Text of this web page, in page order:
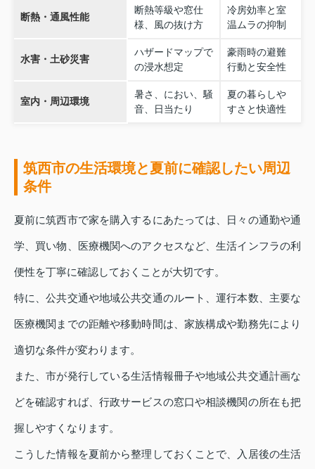
断熱・通風性能
断熱等級や窓仕
様、風の抜け方
冷房効率と室
温ムラの抑制
水害・土砂災害
ハザードマップで
の浸水想定
豪雨時の避難
行動と安全性
室内・周辺環境
暑さ、におい、騒
音、日当たり
夏の暮らしや
すさと快適性
筑西市の生活環境と夏前に確認したい周辺
条件
夏前に筑西市で家を購入するにあたっては、日々の通勤や通
学、買い物、医療機関へのアクセスなど、生活インフラの利
便性を丁寧に確認しておくことが大切です。
特に、公共交通や地域公共交通のルート、運行本数、主要な
医療機関までの距離や移動時間は、家族構成や勤務先により
適切な条件が変わります。
また、市が発行している生活情報冊子や地域公共交通計画な
どを確認すれば、行政サービスの窓口や相談機関の所在も把
握しやすくなります。
こうした情報を夏前から整理しておくことで、入居後の生活